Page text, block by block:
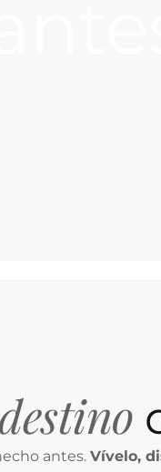
antes. Vívelo,